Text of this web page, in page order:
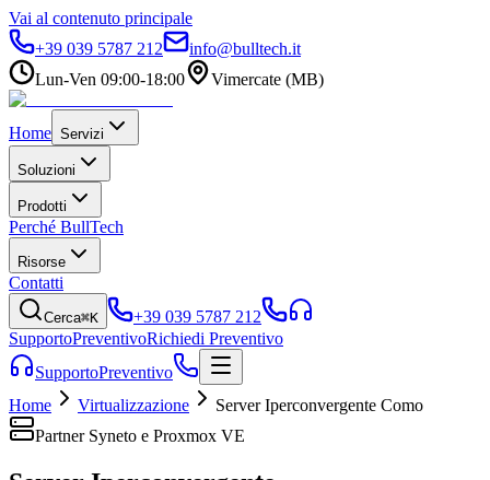
Vai al contenuto principale
+39 039 5787 212
info@bulltech.it
Lun-Ven 09:00-18:00
Vimercate (MB)
Home Servizi
Soluzioni
Prodotti
Perché BullTech
Risorse
Contatti
Cerca⌘K
+39 039 5787 212
SupportoPreventivoRichiedi Preventivo
SupportoPreventivo
Home
Virtualizzazione
Server Iperconvergente Como
Partner Syneto e Proxmox VE